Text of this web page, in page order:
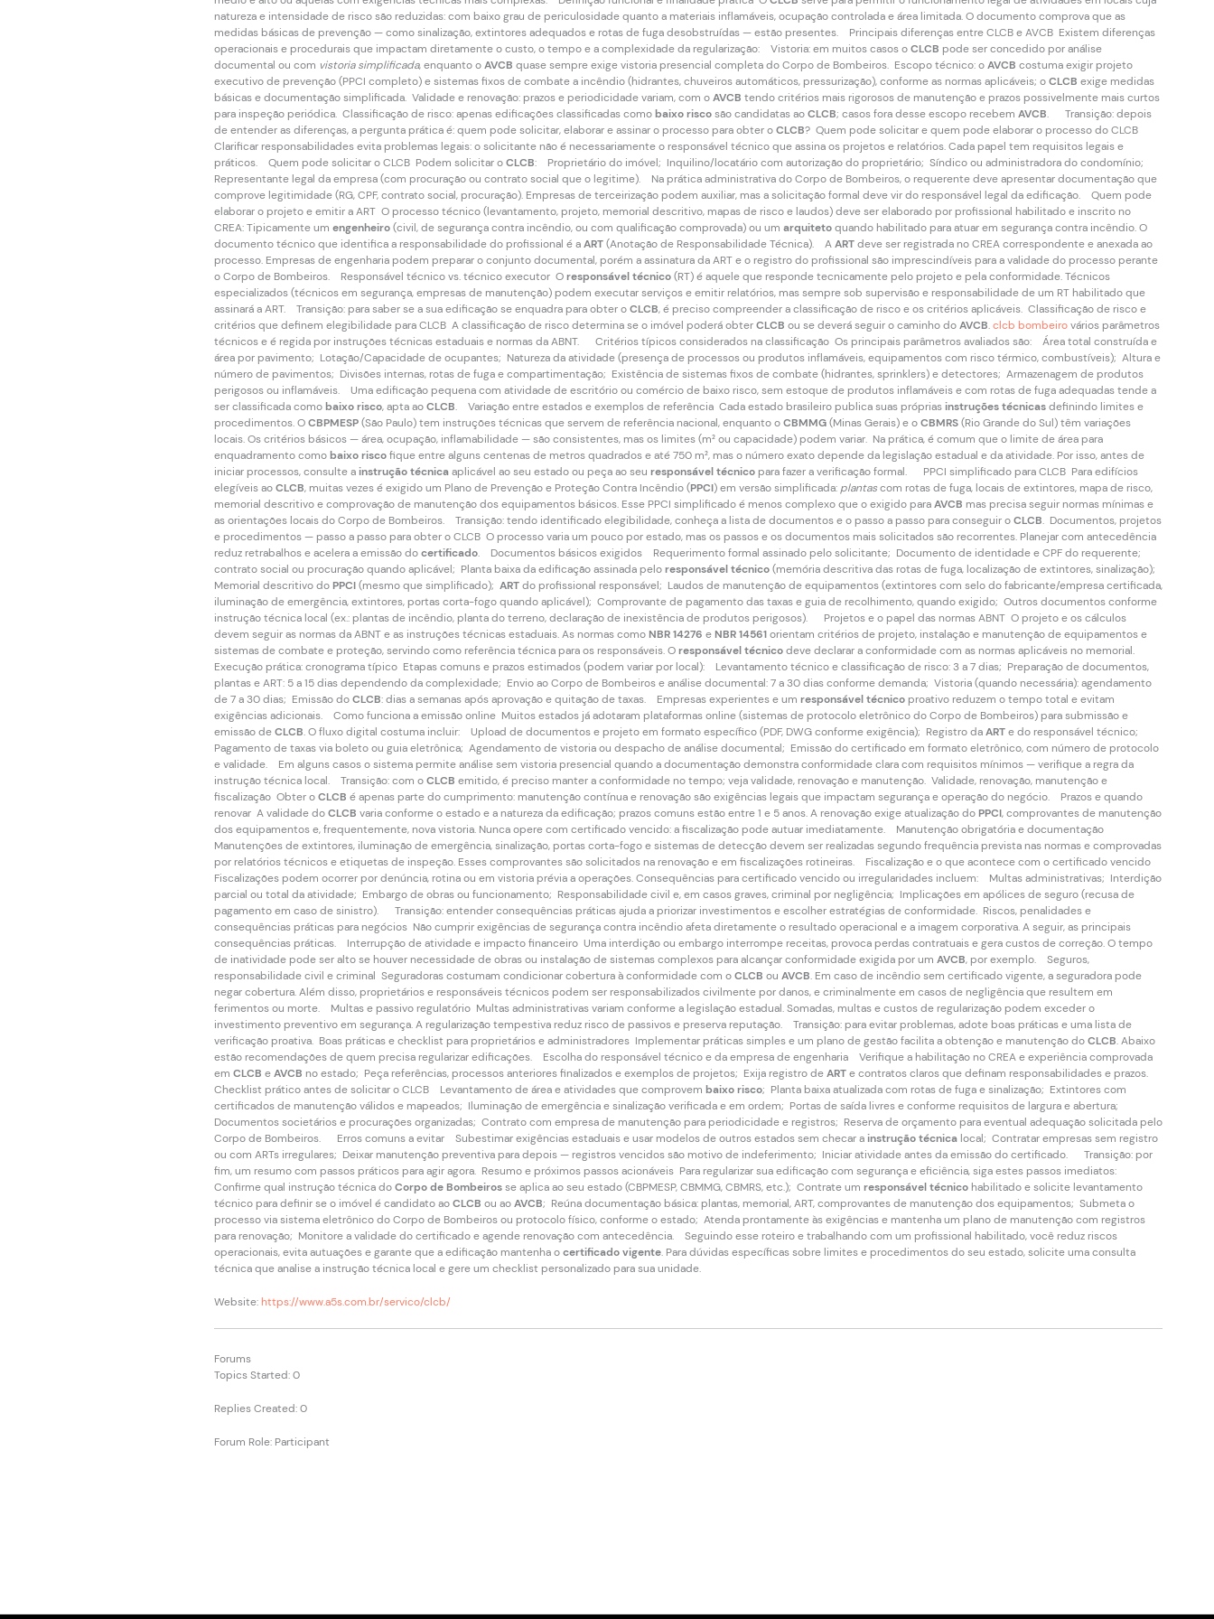
natureza e intensidade de risco são reduzidas: com baixo grau de periculosidade quanto a materiais inflamáveis, ocupação controlada e área limitada. O documento comprova que as
medidas básicas de prevenção — como sinalização, extintores adequados e rotas de fuga desobstruídas — estão presentes. Principais diferenças entre CLCB e AVCB Existem diferenças
operacionais e procedurais que impactam diretamente o custo, o tempo e a complexidade da regularização: Vistoria: em muitos casos oCLCB pode ser concedido por análise
documental ou com vistoria simplificada, enquanto oAVCB quase sempre exige vistoria presencial completa do Corpo de Bombeiros. Escopo técnico: oAVCB costuma exigir projeto
executivo de prevenção (PPCI completo) e sistemas fixos de combate a incêndio (hidrantes, chuveiros automáticos, pressurização), conforme as normas aplicáveis; oCLCB exige medidas
básicas e documentação simplificada. Validade e renovação: prazos e periodicidade variam, com oAVCB tendo critérios mais rigorosos de manutenção e prazos possivelmente mais curtos
para inspeção periódica. Classificação de risco: apenas edificações classificadas comobaixo riscosão candidatas aoCLCB; casos fora desse escopo recebem AVCB. Transição: depois
de entender as diferenças, a pergunta prática é: quem pode solicitar, elaborar e assinar o processo para obter oCLCB? Quem pode solicitar e quem pode elaborar o processo do CLCB
Clarificar responsabilidades evita problemas legais: o solicitante não é necessariamente o responsável técnico que assina os projetos e relatórios. Cada papel tem requisitos legais e
práticos. Quem pode solicitar o CLCB Podem solicitar oCLCB: Proprietário do imóvel; Inquilino/locatário com autorização do proprietário; Síndico ou administradora do condomínio;
Representante legal da empresa (com procuração ou contrato social que o legitime). Na prática administrativa do Corpo de Bombeiros, o requerente deve apresentar documentação que
comprove legitimidade (RG, CPF, contrato social, procuração). Empresas de terceirização podem auxiliar, mas a solicitação formal deve vir do responsável legal da edificação. Quem pode
elaborar o projeto e emitir a ART O processo técnico (levantamento, projeto, memorial descritivo, mapas de risco e laudos) deve ser elaborado por profissional habilitado e inscrito no
CREA: Tipicamente um engenheiro(civil, de segurança contra incêndio, ou com qualificação comprovada) ou um arquitetoquando habilitado para atuar em segurança contra incêndio. O
documento técnico que identifica a responsabilidade do profissional é aART(Anotação de Responsabilidade Técnica). AARTdeve ser registrada no CREA correspondente e anexada ao
processo. Empresas de engenharia podem preparar o conjunto documental, porém a assinatura da ART e o registro do profissional são imprescindíveis para a validade do processo perante
o Corpo de Bombeiros. Responsável técnico vs. técnico executor Oresponsável técnico(RT) é aquele que responde tecnicamente pelo projeto e pela conformidade. Técnicos
especializados (técnicos em segurança, empresas de manutenção) podem executar serviços e emitir relatórios, mas sempre sob supervisão e responsabilidade de um RT habilitado que
assinará a ART. Transição: para saber se a sua edificação se enquadra para obter oCLCB, é preciso compreender a classificação de risco e os critérios aplicáveis. Classificação de risco e
critérios que definem elegibilidade para CLCB A classificação de risco determina se o imóvel poderá obterCLCB ou se deverá seguir o caminho doAVCB.clcb bombeirovários parâmetros
técnicos e é regida por instruções técnicas estaduais e normas da ABNT. Critérios típicos considerados na classificação Os principais parâmetros avaliados são: Área total construída e
área por pavimento; Lotação/Capacidade de ocupantes; Natureza da atividade (presença de processos ou produtos inflamáveis, equipamentos com risco térmico, combustíveis); Altura e
número de pavimentos; Divisões internas, rotas de fuga e compartimentação; Existência de sistemas fixos de combate (hidrantes, sprinklers) e detectores; Armazenagem de produtos
perigosos ou inflamáveis. Uma edificação pequena com atividade de escritório ou comércio de baixo risco, sem estoque de produtos inflamáveis e com rotas de fuga adequadas tende a
ser classificada comobaixo risco, apta aoCLCB. Variação entre estados e exemplos de referência Cada estado brasileiro publica suas própriasinstruções técnicasdefinindo limites e
procedimentos. OCBPMESP(São Paulo) tem instruções técnicas que servem de referência nacional, enquanto oCBMMG(Minas Gerais) e oCBMRS(Rio Grande do Sul) têm variações
locais. Os critérios básicos — área, ocupação, inflamabilidade — são consistentes, mas os limites (m² ou capacidade) podem variar. Na prática, é comum que o limite de área para
enquadramento comobaixo riscofique entre alguns centenas de metros quadrados e até 750 m², mas o número exato depende da legislação estadual e da atividade. Por isso, antes de
iniciar processos, consulte ainstrução técnicaaplicável ao seu estado ou peça ao seu responsável técnico para fazer a verificação formal. PPCI simplificado para CLCB Para edifícios
elegíveis aoCLCB, muitas vezes é exigido um Plano de Prevenção e Proteção Contra Incêndio (PPCI) em versão simplificada: plantascom rotas de fuga, locais de extintores, mapa de risco,
memorial descritivo e comprovação de manutenção dos equipamentos básicos. Esse PPCI simplificado é menos complexo que o exigido paraAVCB mas precisa seguir normas mínimas e
as orientações locais do Corpo de Bombeiros. Transição: tendo identificado elegibilidade, conheça a lista de documentos e o passo a passo para conseguir oCLCB. Documentos, projetos
e procedimentos — passo a passo para obter o CLCB O processo varia um pouco por estado, mas os passos e os documentos mais solicitados são recorrentes. Planejar com antecedência
reduz retrabalhos e acelera a emissão docertificado. Documentos básicos exigidos Requerimento formal assinado pelo solicitante; Documento de identidade e CPF do requerente;
contrato social ou procuração quando aplicável; Planta baixa da edificação assinada peloresponsável técnico(memória descritiva das rotas de fuga, localização de extintores, sinalização);
Memorial descritivo doPPCI(mesmo que simplificado); ARTdo profissional responsável; Laudos de manutenção de equipamentos (extintores com selo do fabricante/empresa certificada,
iluminação de emergência, extintores, portas corta-fogo quando aplicável); Comprovante de pagamento das taxas e guia de recolhimento, quando exigido; Outros documentos conforme
instrução técnica local (ex.: plantas de incêndio, planta do terreno, declaração de inexistência de produtos perigosos). Projetos e o papel das normas ABNT O projeto e os cálculos
devem seguir as normas da ABNT e as instruções técnicas estaduais. As normas comoNBR 14276 eNBR 14561orientam critérios de projeto, instalação e manutenção de equipamentos e
sistemas de combate e proteção, servindo como referência técnica para os responsáveis. Oresponsável técnicodeve declarar a conformidade com as normas aplicáveis no memorial.
Execução prática: cronograma típico Etapas comuns e prazos estimados (podem variar por local): Levantamento técnico e classificação de risco: 3 a 7 dias; Preparação de documentos,
plantas e ART: 5 a 15 dias dependendo da complexidade; Envio ao Corpo de Bombeiros e análise documental: 7 a 30 dias conforme demanda; Vistoria (quando necessária): agendamento
de 7 a 30 dias; Emissão doCLCB: dias a semanas após aprovação e quitação de taxas. Empresas experientes e um responsável técnico proativo reduzem o tempo total e evitam
exigências adicionais. Como funciona a emissão online Muitos estados já adotaram plataformas online (sistemas de protocolo eletrônico do Corpo de Bombeiros) para submissão e
emissão deCLCB. O fluxo digital costuma incluir: Upload de documentos e projeto em formato específico (PDF, DWG conforme exigência); Registro daARTe do responsável técnico;
Pagamento de taxas via boleto ou guia eletrônica; Agendamento de vistoria ou despacho de análise documental; Emissão do certificado em formato eletrônico, com número de protocolo
e validade. Em alguns casos o sistema permite análise sem vistoria presencial quando a documentação demonstra conformidade clara com requisitos mínimos — verifique a regra da
instrução técnica local. Transição: com oCLCB emitido, é preciso manter a conformidade no tempo; veja validade, renovação e manutenção. Validade, renovação, manutenção e
fiscalização Obter oCLCB é apenas parte do cumprimento: manutenção contínua e renovação são exigências legais que impactam segurança e operação do negócio. Prazos e quando
renovar A validade doCLCB varia conforme o estado e a natureza da edificação; prazos comuns estão entre 1 e 5 anos. A renovação exige atualização doPPCI, comprovantes de manutenção
dos equipamentos e, frequentemente, nova vistoria. Nunca opere com certificado vencido: a fiscalização pode autuar imediatamente. Manutenção obrigatória e documentação
Manutenções de extintores, iluminação de emergência, sinalização, portas corta-fogo e sistemas de detecção devem ser realizadas segundo frequência prevista nas normas e comprovadas
por relatórios técnicos e etiquetas de inspeção. Esses comprovantes são solicitados na renovação e em fiscalizações rotineiras. Fiscalização e o que acontece com o certificado vencido
Fiscalizações podem ocorrer por denúncia, rotina ou em vistoria prévia a operações. Consequências para certificado vencido ou irregularidades incluem: Multas administrativas; Interdição
parcial ou total da atividade; Embargo de obras ou funcionamento; Responsabilidade civil e, em casos graves, criminal por negligência; Implicações em apólices de seguro (recusa de
pagamento em caso de sinistro). Transição: entender consequências práticas ajuda a priorizar investimentos e escolher estratégias de conformidade. Riscos, penalidades e
consequências práticas para negócios Não cumprir exigências de segurança contra incêndio afeta diretamente o resultado operacional e a imagem corporativa. A seguir, as principais
consequências práticas. Interrupção de atividade e impacto financeiro Uma interdição ou embargo interrompe receitas, provoca perdas contratuais e gera custos de correção. O tempo
de inatividade pode ser alto se houver necessidade de obras ou instalação de sistemas complexos para alcançar conformidade exigida por um AVCB, por exemplo. Seguros,
responsabilidade civil e criminal Seguradoras costumam condicionar cobertura à conformidade com oCLCB ou AVCB. Em caso de incêndio sem certificado vigente, a seguradora pode
negar cobertura. Além disso, proprietários e responsáveis técnicos podem ser responsabilizados civilmente por danos, e criminalmente em casos de negligência que resultem em
ferimentos ou morte. Multas e passivo regulatório Multas administrativas variam conforme a legislação estadual. Somadas, multas e custos de regularização podem exceder o
investimento preventivo em segurança. A regularização tempestiva reduz risco de passivos e preserva reputação. Transição: para evitar problemas, adote boas práticas e uma lista de
verificação proativa. Boas práticas e checklist para proprietários e administradores Implementar práticas simples e um plano de gestão facilita a obtenção e manutenção doCLCB. Abaixo
estão recomendações de quem precisa regularizar edificações. Escolha do responsável técnico e da empresa de engenharia Verifique a habilitação no CREA e experiência comprovada
em CLCB eAVCB no estado; Peça referências, processos anteriores finalizados e exemplos de projetos; Exija registro deARTe contratos claros que definam responsabilidades e prazos.
Checklist prático antes de solicitar o CLCB Levantamento de área e atividades que comprovem baixo risco; Planta baixa atualizada com rotas de fuga e sinalização; Extintores com
certificados de manutenção válidos e mapeados; Iluminação de emergência e sinalização verificada e em ordem; Portas de saída livres e conforme requisitos de largura e abertura;
Documentos societários e procurações organizadas; Contrato com empresa de manutenção para periodicidade e registros; Reserva de orçamento para eventual adequação solicitada pelo
Corpo de Bombeiros. Erros comuns a evitar Subestimar exigências estaduais e usar modelos de outros estados sem checar ainstrução técnica local; Contratar empresas sem registro
ou com ARTs irregulares; Deixar manutenção preventiva para depois — registros vencidos são motivo de indeferimento; Iniciar atividade antes da emissão do certificado. Transição: por
fim, um resumo com passos práticos para agir agora. Resumo e próximos passos acionáveis Para regularizar sua edificação com segurança e eficiência, siga estes passos imediatos:
Confirme qual instrução técnica doCorpo de Bombeirosse aplica ao seu estado (CBPMESP, CBMMG, CBMRS, etc.); Contrate um responsável técnico habilitado e solicite levantamento
técnico para definir se o imóvel é candidato aoCLCB ou aoAVCB; Reúna documentação básica: plantas, memorial, ART, comprovantes de manutenção dos equipamentos; Submeta o
processo via sistema eletrônico do Corpo de Bombeiros ou protocolo físico, conforme o estado; Atenda prontamente às exigências e mantenha um plano de manutenção com registros
para renovação; Monitore a validade do certificado e agende renovação com antecedência. Seguindo esse roteiro e trabalhando com um profissional habilitado, você reduz riscos
operacionais, evita autuações e garante que a edificação mantenha ocertificado vigente. Para dúvidas específicas sobre limites e procedimentos do seu estado, solicite uma consulta
técnica que analise a instrução técnica local e gere um checklist personalizado para sua unidade.
Website:https://www.a5s.com.br/servico/clcb/
Forums
Topics Started: 0
Replies Created: 0
Forum Role: Participant